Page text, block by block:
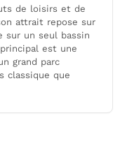
de loisirs et de
attrait repose sur
sur un seul bassin
est une
grand parc
classique que